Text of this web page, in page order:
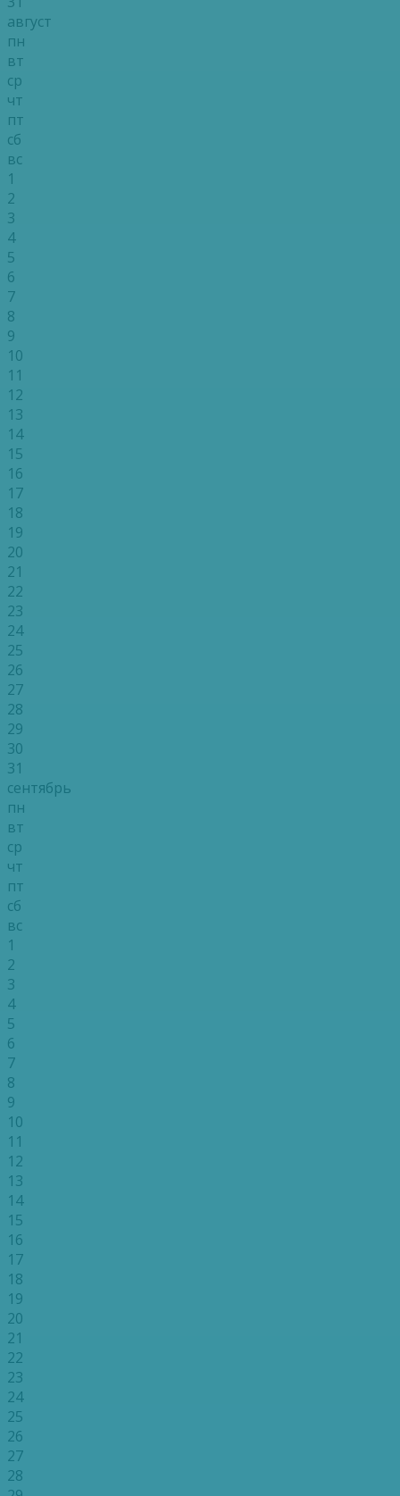
август
пн
вт
ср
чт
пт
сб
вс
1
2
3
4
5
6
7
8
9
10
11
12
13
14
15
16
17
18
19
20
21
22
23
24
25
26
27
28
29
30
31
сентябрь
пн
вт
ср
чт
пт
сб
вс
1
2
3
4
5
6
7
8
9
10
11
12
13
14
15
16
17
18
19
20
21
22
23
24
25
26
27
28